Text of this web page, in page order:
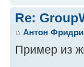
Re:
Антон
Пример из